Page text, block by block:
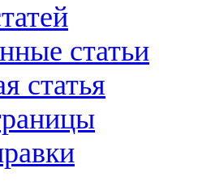
статьи
статья